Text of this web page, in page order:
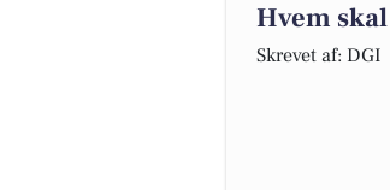
Hvem
Skrevet af: DGI